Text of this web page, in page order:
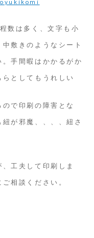
数は多く、文字も小
敷きのようなシート
手間暇はかかるがか
としてもうれしい
で印刷の障害とな
が邪魔、、、、紐さ
工夫して印刷しま
相談ください。